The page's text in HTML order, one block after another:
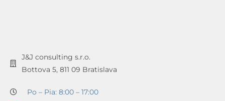
J&J consulting s.r.o.
Bottova 5, 811 09 Bratislava
Po – Pia: 8:00 – 17:00